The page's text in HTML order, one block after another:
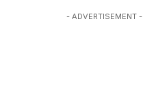
- ADVERTISEMENT -